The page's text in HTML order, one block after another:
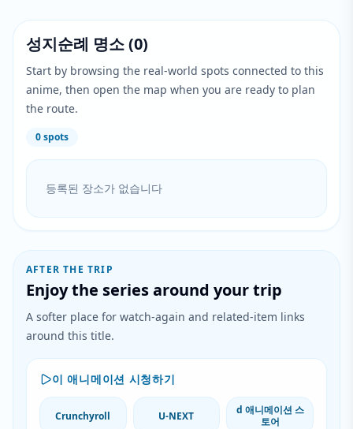
성지순례 명소(0)
Start by browsing the real-world spots connected to this
anime, then open the map when you are ready to plan
the route.
0spots
등록된 장소가 없습니다
AFTER THE TRIP
Enjoy the series around your trip
A softer place for watch-again and related-item links
around this title.
이 애니메이션 시청하기
Crunchyroll U-NEXT
d 애니메이션 스
토어